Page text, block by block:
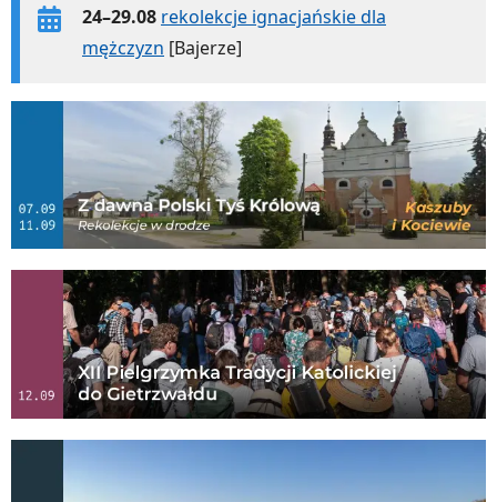
24–29.08 rekolekcje ignacjańskie dla
mężczyzn [Bajerze]